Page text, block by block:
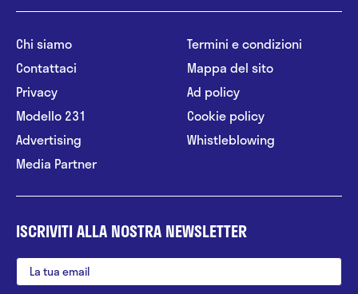
Chi siamo
Contattaci
Privacy
Modello 231
Advertising
Media Partner
Termini e condizioni
Mappa del sito
Ad policy
Cookie policy
Whistleblowing
ISCRIVITI ALLA NOSTRA NEWSLETTER